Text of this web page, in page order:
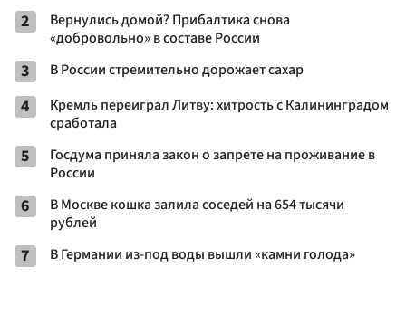
2
Вернулись домой? Прибалтика снова
«добровольно» в составе России
3 В России стремительно дорожает сахар
4
Кремль переиграл Литву: хитрость с Калининградом
сработала
5
Госдума приняла закон о запрете на проживание в
России
6
В Москве кошка залила соседей на 654 тысячи
рублей
7 В Германии из-под воды вышли «камни голода»